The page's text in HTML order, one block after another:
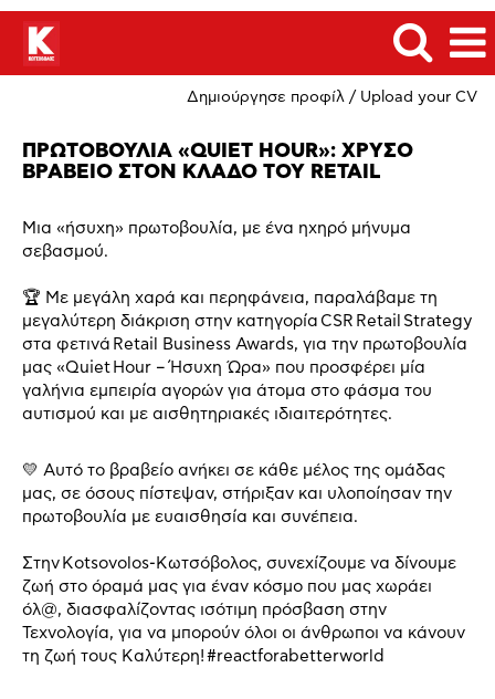
Δημιούργησε προφίλ / Upload your CV
ΠΡΩΤΟΒΟΥΛΙΑ «QUIET HOUR»: ΧΡΥΣΟ
ΒΡΑΒΕΙΟ ΣΤΟΝ ΚΛΑΔΟ ΤΟΥ RETAIL
Μια «ήσυχη» πρωτοβουλία, με ένα ηχηρό μήνυμα
σεβασμού.
🏆 Με μεγάλη χαρά και περηφάνεια, παραλάβαμε τη
μεγαλύτερη διάκριση στην κατηγορία CSR Retail Strategy
στα φετινά Retail Business Awards, για την πρωτοβουλία
μας «Quiet Hour – Ήσυχη Ώρα» που προσφέρει μία
γαλήνια εμπειρία αγορών για άτομα στο φάσμα του
αυτισμού και με αισθητηριακές ιδιαιτερότητες.
💛 Αυτό το βραβείο ανήκει σε κάθε μέλος της ομάδας
μας, σε όσους πίστεψαν, στήριξαν και υλοποίησαν την
πρωτοβουλία με ευαισθησία και συνέπεια.
Στην Kotsovolos-Κωτσόβολος, συνεχίζουμε να δίνουμε
ζωή στο όραμά μας για έναν κόσμο που μας χωράει
όλ@, διασφαλίζοντας ισότιμη πρόσβαση στην
Τεχνολογία, για να μπορούν όλοι οι άνθρωποι να κάνουν
τη ζωή τους Καλύτερη! #reactforabetterworld